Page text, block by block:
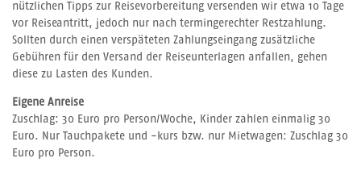
nützlichen Tipps zur Reisevorbereitung versenden wir etwa 10 Tage
vor Reiseantritt, jedoch nur nach termingerechter Restzahlung.
Sollten durch einen verspäteten Zahlungseingang zusätzliche
Gebühren für den Versand der Reiseunterlagen anfallen, gehen
diese zu Lasten des Kunden.
Eigene Anreise
Zuschlag: 30 Euro pro Person/Woche, Kinder zahlen einmalig 30
Euro. Nur Tauchpakete und -kurs bzw. nur Mietwagen: Zuschlag 30
Euro pro Person.